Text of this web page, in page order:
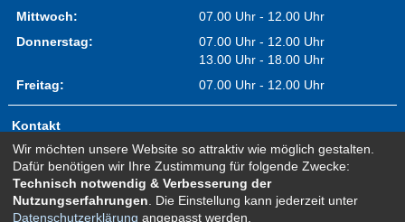
Mittwoch:
07.00 Uhr - 12.00 Uhr
Donnerstag:
07.00 Uhr - 12.00 Uhr
13.00 Uhr - 18.00 Uhr
Freitag:
07.00 Uhr - 12.00 Uhr
Kontakt
Impressum
Erklärung zur Barrierefreiheit
Sitemap
Wir möchten unsere Website so attraktiv wie möglich gestalten.
Dafür benötigen wir Ihre Zustimmung für folgende Zwecke:
Technisch notwendig & Verbesserung der
Nutzungserfahrungen . Die Einstellung kann jederzeit unter
Datenschutzerklärung angepasst werden.